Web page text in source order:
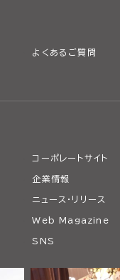
よくあるご質問
コーポレートサイト
企業情報
ニュース・リリース
Web Magazine
SNS